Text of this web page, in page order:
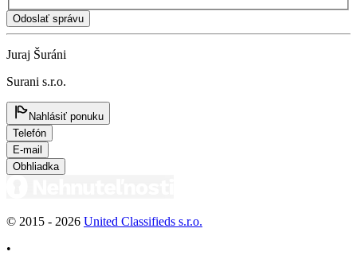
Odoslať správu
Juraj Šuráni
Surani s.r.o.
Nahlásiť ponuku
Telefón
E-mail
Obhliadka
© 2015 - 2026 United Classifieds s.r.o.
•